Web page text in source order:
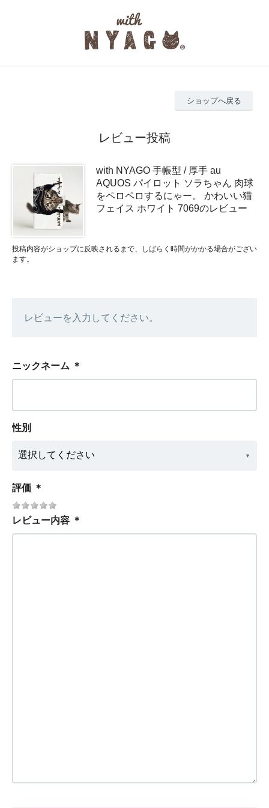
ショップへ戻る
レビュー投稿
with NYAGO 手帳型 / 厚手 au
AQUOS パイロット ソラちゃん 肉球
をペロペロするにゃー。 かわいい猫
フェイス ホワイト 7069のレビュー
投稿内容がショップに反映されるまで、しばらく時間がかかる場合がござい
ます。
レビューを入力してください。
ニックネーム ＊
性別
評価 ＊
レビュー内容 ＊